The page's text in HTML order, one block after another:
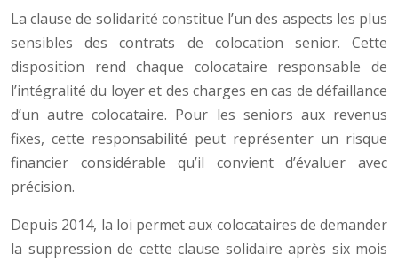
La clause de solidarité constitue l’un des aspects les plus
sensibles des contrats de colocation senior. Cette
disposition rend chaque colocataire responsable de
l’intégralité du loyer et des charges en cas de défaillance
d’un autre colocataire. Pour les seniors aux revenus
fixes, cette responsabilité peut représenter un risque
financier considérable qu’il convient d’évaluer avec
précision.
Depuis 2014, la loi permet aux colocataires de demander
la suppression de cette clause solidaire après six mois